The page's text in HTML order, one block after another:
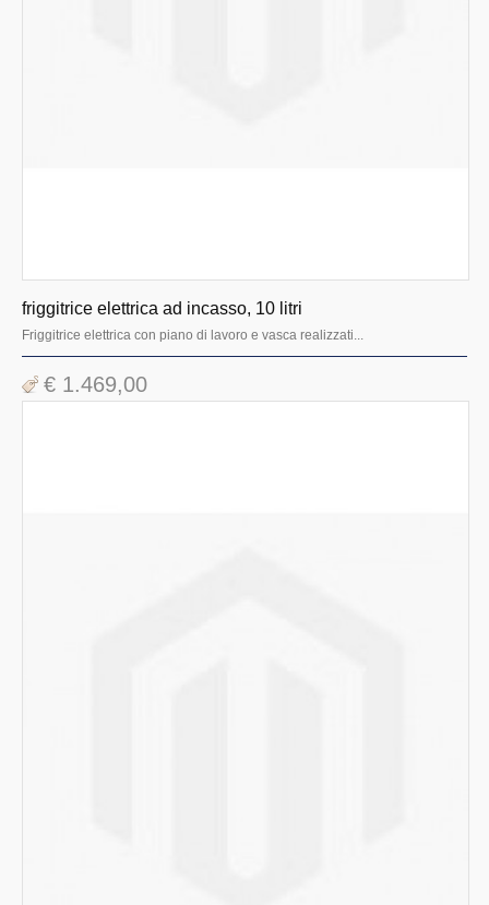
Macchine industriali
friggitrice elettrica ad incasso, 10 litri
Friggitrice elettrica con piano di lavoro e vasca realizzati...
€ 1.469,00